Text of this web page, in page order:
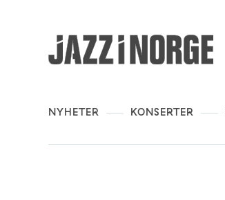
NYHETER KONSERTER